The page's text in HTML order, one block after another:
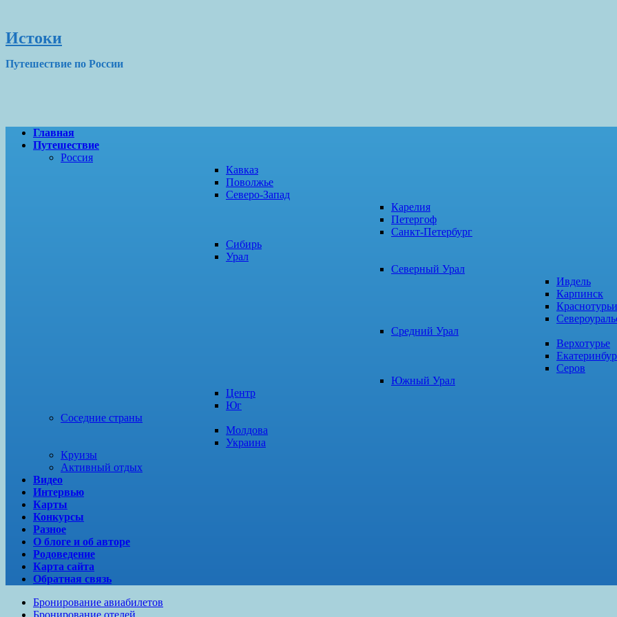
Истоки
Путешествие по России
Главная
Путешествие
Россия
Кавказ
Поволжье
Северо-Запад
Карелия
Петергоф
Санкт-Петербург
Сибирь
Урал
Северный Урал
Ивдель
Карпинск
Средний Урал
Верхотурье
Серов
Южный Урал
Центр
Юг
Соседние страны
Молдова
Украина
Круизы
Активный отдых
Видео
Интервью
Карты
Конкурсы
Разное
О блоге и об авторе
Родоведение
Карта сайта
Обратная связь
Бронирование авиабилетов
Бронирование отелей